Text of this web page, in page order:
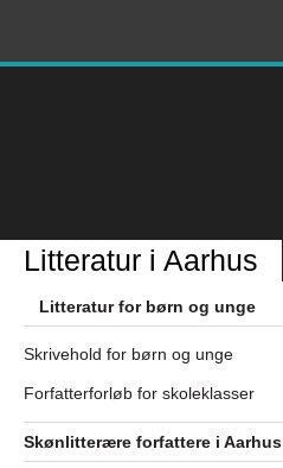
Litteratur i Aarhus
Litteratur for børn og unge
Skrivehold for børn og unge
Forfatterforløb for skoleklasser
Skønlitterære forfattere i Aarhus